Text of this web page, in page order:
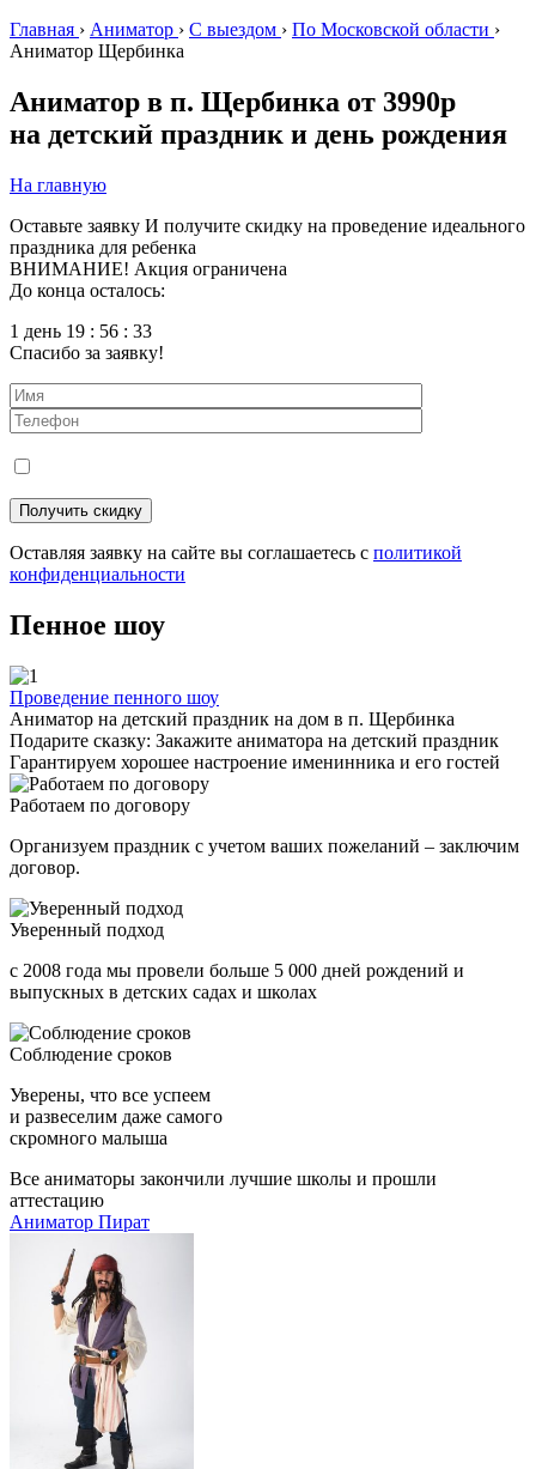
Главная › Аниматор › С выездом › По Московской области ›
Аниматор Щербинка
Аниматор в п. Щербинка от 3990р
на детский праздник и день рождения
На главную
Оставьте заявку И получите скидку на проведение идеального
праздника для ребенка
ВНИМАНИЕ! Акция ограничена
До конца осталось:
1 день 19 : 56 : 31
Спасибо за заявку!
Оставляя заявку на сайте вы соглашаетесь с политикой
конфиденциальности
Пенное шоу
Проведение пенного шоу
Аниматор на детский праздник на дом в п. Щербинка
Подарите сказку: Закажите аниматора на детский праздник
Гарантируем хорошее настроение именинника и его гостей
Работаем по договору
Организуем праздник с учетом ваших пожеланий – заключим
договор.
Уверенный подход
с 2008 года мы провели больше 5 000 дней рождений и
выпускных в детских садах и школах
Соблюдение сроков
Уверены, что все успеем
и развеселим даже самого
скромного малыша
Все аниматоры закончили лучшие школы и прошли
аттестацию
Аниматор Пират